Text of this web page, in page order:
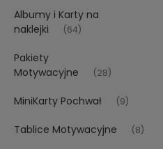
Albumy i Karty na
naklejki
(64)
Pakiety
Motywacyjne
(28)
MiniKarty Pochwał (9)
Tablice Motywacyjne (8)